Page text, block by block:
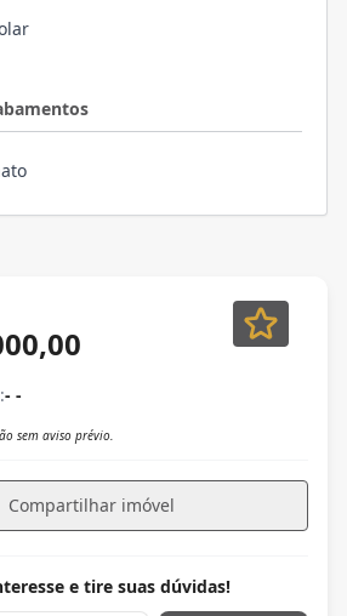
- -
sem aviso prévio.
Compartilhar imóvel
e tire suas dúvidas!